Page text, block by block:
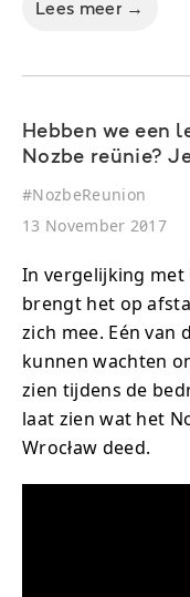
Lees meer →
Hebben we een
Nozbe reünie?
#NozbeReunion
13 November 2017
In vergelijking met
brengt het op
zich mee. Eén van
kunnen wachten
zien tijdens de
laat zien wat het
Wrocław deed.